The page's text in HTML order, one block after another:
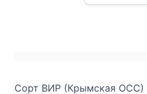
Сорт ВИР (Крымская ОСС)